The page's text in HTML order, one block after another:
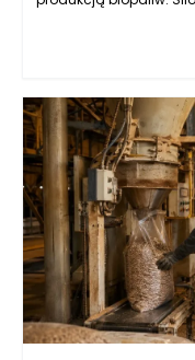
produkcji. Właściwa
oraz system
składowanych
bowiem zależna od
surowców. Kluczowym
systemy wyciągu,
pellet z silosu do
jednocześnie utratę
poziom ciśnienia.